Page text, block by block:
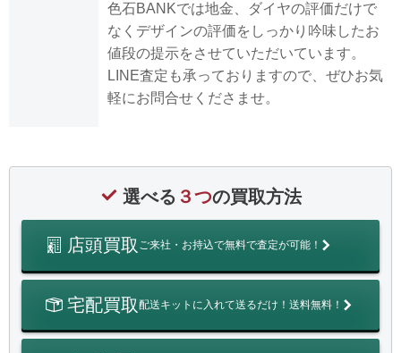
色石BANKでは地金、ダイヤの評価だけで
なくデザインの評価をしっかり吟味したお
値段の提示をさせていただいています。
LINE査定も承っておりますので、ぜひお気
軽にお問合せくださませ。
選べる ３つの買取方法
店頭買取 ご来社・お持込で無料で査定が可能！
宅配買取配送キットに入れて送るだけ！送料無料！